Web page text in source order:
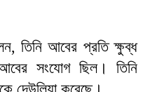
তিনি আবের প্রতি ক্ষুব্ধ
সংযোগ ছিল। তিনি